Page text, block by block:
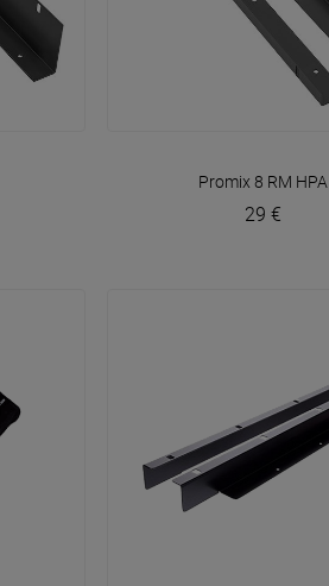
VOIR EN DÉTAIL
Promix 8 RM HPA
29 €